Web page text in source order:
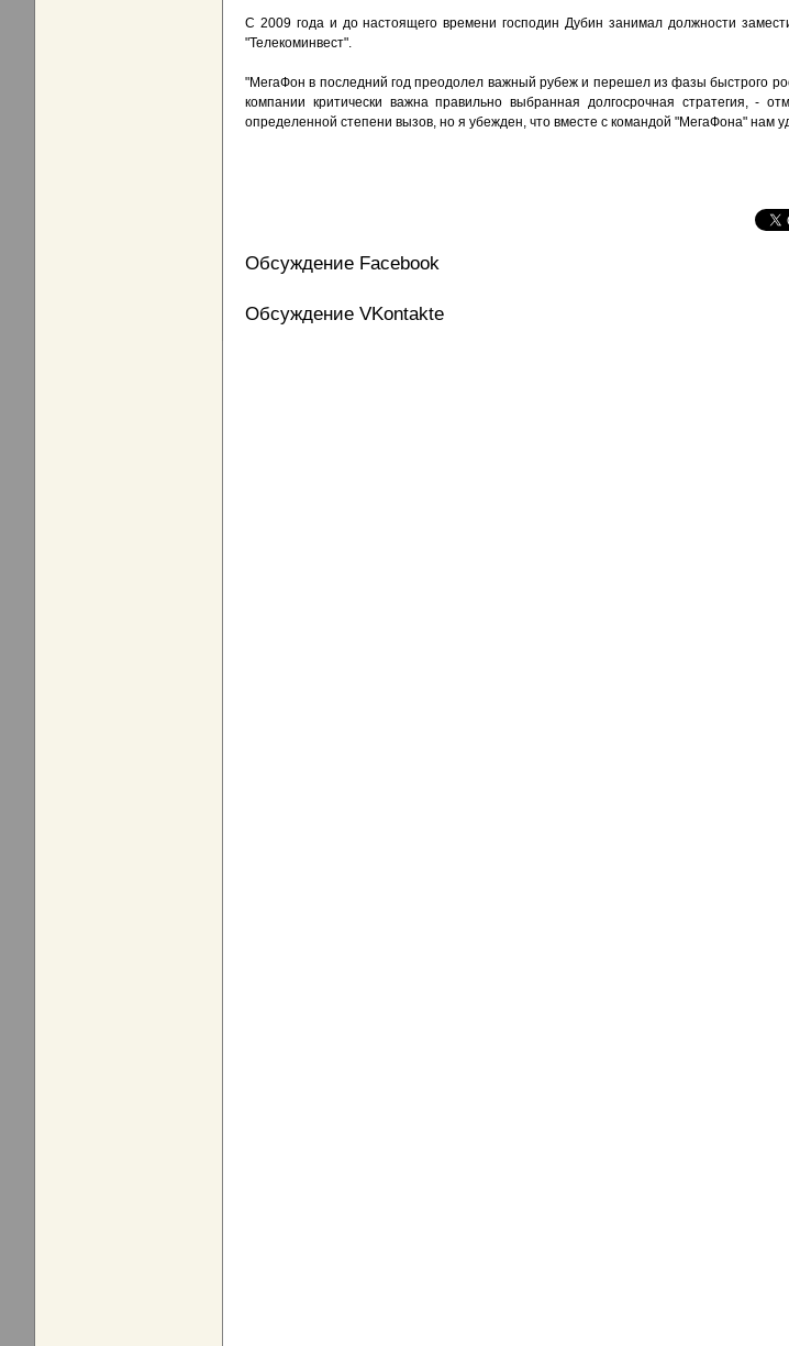
С 2009 года и до настоящего времени господин Дубин занимал должности
"Телекоминвест".
"МегаФон в последний год преодолел важный рубеж и перешел из фазы быстрого
компании критически важна правильно выбранная долгосрочная стратегия,
определенной степени вызов, но я убежден, что вместе с командой "МегаФона" нам
Обсуждение Facebook
Обсуждение VKontakte